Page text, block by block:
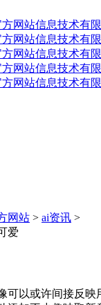
网站 > ai资讯 >
爱
以或许间接反映